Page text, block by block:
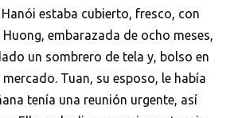
Hanói estaba cubierto, fresco, con
embarazada de ocho meses,
un sombrero de tela y, bolso en
Tuan, su esposo, le había
tenía una reunión urgente, así